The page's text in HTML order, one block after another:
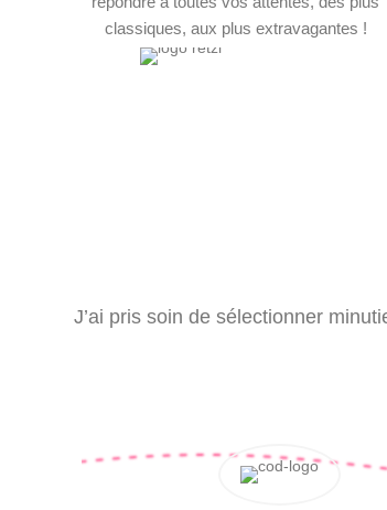
classiques, aux plus extravagantes !
J’ai pris soin de sélectionner